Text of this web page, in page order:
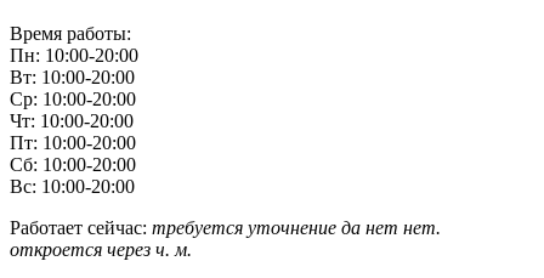
Время работы:
Пн: 10:00-20:00
Вт: 10:00-20:00
Ср: 10:00-20:00
Чт: 10:00-20:00
Пт: 10:00-20:00
Сб: 10:00-20:00
Вс: 10:00-20:00
Работает сейчас: требуется уточнение да нет нет.
откроется через ч. м.